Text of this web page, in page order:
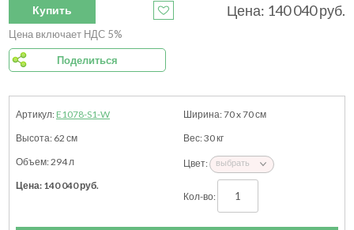
Купить Цена: 140 040руб.
Цена включает НДС 5%
Поделиться
E1078-S1-W 70 x 70см
62 см 30кг
294 л
140 040руб.